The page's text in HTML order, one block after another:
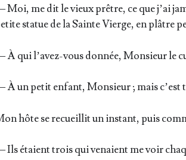
Moi, me dit le vieux prêtre, ce que j’ai
sta­tue de la Sainte Vierge, en plâtre
À qui l’a­vez-vous don­née, Mon­sieur le
À un petit enfant, Mon­sieur ; mais c’est
hôte se recueillit un ins­tant, puis
Ils étaient trois qui venaient me voir